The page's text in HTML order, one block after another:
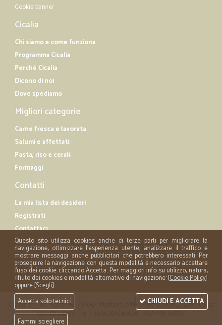
Cookie banner
Cicalia
Chi siamo e come funziona
Programma Cicalia
Perché Cicalia
Dicono di noi
Dove spediamo
Migliori categorie
Carne fresca e lavorata
Salumi e affettati
Pasta, riso e cerali
Formaggi
Contatti
La mia lista dei desideri
Registrati
Contattaci
Cicalia srl - via Acerbi 35 - 46100 - Mantova (MN) - P.iva 02508120207 - C.Fisc
02508120207 - Tel. +39 0376 1590669 - REA: MN 258721
Questo sito utilizza cookies anche di terze parti per migliorare la
navigazione, ottimizzare l'esperienza utente, analizzare il traffico e
mostrare messaggi anche pubblicitari che potrebbero interessati. Per
proseguire la navigazione con questa modalità è necessario accettare
l'uso dei cookie cliccando Accetta. Per maggiori info su utilizzo, natura,
rifiuto dei cookies e modalità alternative di navigazione: [Cookie Policy]
oppure [Scegli]
Accetta solo tecnici
Fammi sciegliere
CHIUDI E ACCETTA